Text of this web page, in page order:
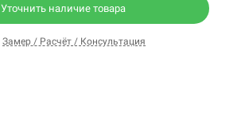
Уточнить наличие товара
Замер / Расчёт / Консультация